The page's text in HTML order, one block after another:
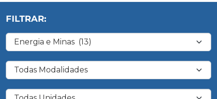
FILTRAR:
Filtrar por Área de Conhecimento
Filtrar por Modalidade
Filtrar por Unidade